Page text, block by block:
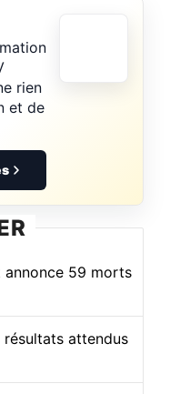
rien
et de
annonce 59 morts
résultats attendus